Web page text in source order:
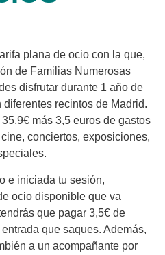
plana de ocio con la que,
de Familias Numerosas
disfrutar durante 1 año de
recintos de Madrid.
más 3,5 euros de gastos
conciertos, exposiciones,
e iniciada tu sesión,
ocio disponible que va
que pagar 3,5€ de
que saques. Además,
a un acompañante por